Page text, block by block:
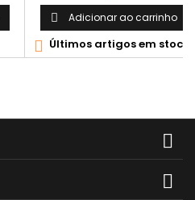
 Adicionar ao carrinho
 Últimos artigos em stock

